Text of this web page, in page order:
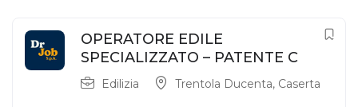
OPERATORE EDILE
SPECIALIZZATO – PATENTE C
Edilizia Trentola Ducenta, Caserta